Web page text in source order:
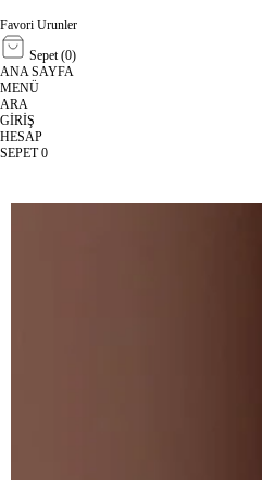
Favori Urunler
Sepet (0)
ANA SAYFA
MENÜ
ARA
GİRİŞ
HESAP
SEPET0